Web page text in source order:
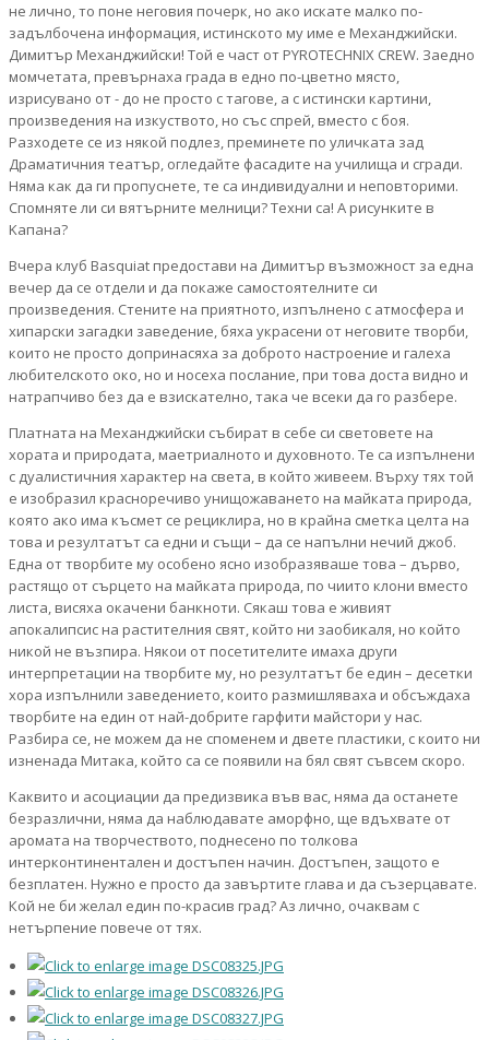
не лично, то поне неговия почерк, но ако искате малко по-
задълбочена информация, истинското му име е Механджийски.
Димитър Механджийски! Той е част от PYROTECHNIX CREW. Заедно
момчетата, превърнаха града в едно по-цветно място,
изрисувано от - до не просто с тагове, а с истински картини,
произведения на изкуството, но със спрей, вместо с боя.
Разходете се из някой подлез, преминете по уличката зад
Драматичния театър, огледайте фасадите на училища и сгради.
Няма как да ги пропуснете, те са индивидуални и неповторими.
Спомняте ли си вятърните мелници? Техни са! А рисунките в
Kапана?
Вчера клуб Basquiat предостави на Димитър възможност за една
вечер да се отдели и да покаже самостоятелните си
произведения. Стените на приятното, изпълнено с атмосфера и
хипарски загадки заведение, бяха украсени от неговите творби,
които не просто допринасяха за доброто настроение и галеха
любителското око, но и носеха послание, при това доста видно и
натрапчиво без да е взискателно, така че всеки да го разбере.
Платната на Механджийски събират в себе си световете на
хората и природата, маетриалното и духовното. Те са изпълнени
с дуалистичния характер на света, в който живеем. Върху тях той
е изобразил красноречиво унищожаването на майката природа,
която ако има късмет се рециклира, но в крайна сметка целта на
това и резултатът са едни и същи – да се напълни нечий джоб.
Една от творбите му особено ясно изобразяваше това – дърво,
растящо от сърцето на майката природа, по чиито клони вместо
листа, висяха окачени банкноти. Сякаш това е живият
апокалипсис на растителния свят, който ни заобикаля, но който
никой не възпира. Някои от посетителите имаха други
интерпретации на творбите му, но резултатът бе един – десетки
хора изпълнили заведението, които размишляваха и обсъждаха
творбите на един от най-добрите гарфити майстори у нас.
Разбира се, не можем да не споменем и двете пластики, с които ни
изненада Митака, който са се появили на бял свят съвсем скоро.
Каквито и асоциации да предизвика във вас, няма да останете
безразлични, няма да наблюдавате аморфно, ще вдъхвате от
аромата на творчеството, поднесено по толкова
интерконтинентален и достъпен начин. Достъпен, защото е
безплатен. Нужно е просто да завъртите глава и да съзерцавате.
Кой не би желал един по-красив град? Аз лично, очаквам с
нетърпение повече от тях.